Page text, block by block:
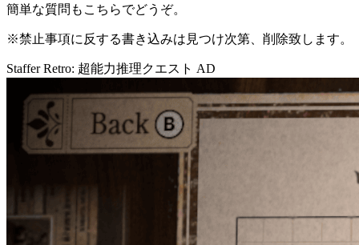
簡単な質問もこちらでどうぞ。
※禁止事項に反する書き込みは見つけ次第、削除致します。
Staffer Retro: 超能力推理クエスト AD